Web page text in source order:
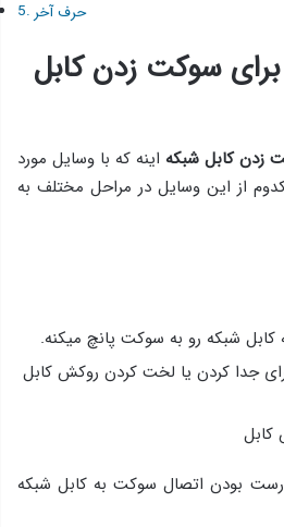
حرف آخر
برای سوکت زدن کابل
زدن کابل شبکه اینه که با وسایل مورد
از این وسایل در مراحل مختلف به
کابل شبکه رو به سوکت پانچ میکنه.
جدا کردن یا لخت کردن روکش کابل
بودن اتصال سوکت به کابل شبکه